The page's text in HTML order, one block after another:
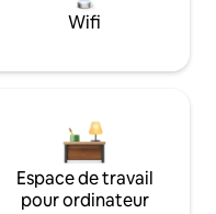
Wifi
Espace de travail
pour ordinateur